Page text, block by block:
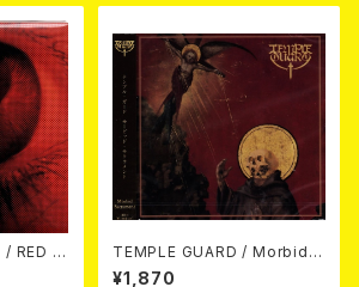
TEMPLE GUARD / Morbid S
¥1,870